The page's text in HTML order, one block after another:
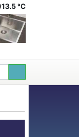
13.5 ℃